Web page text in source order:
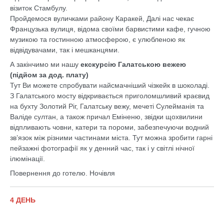
візиток Стамбулу.
Пройдемося вуличками району Каракей, Далі нас чекає
Французька вулиця, відома своїми барвистими кафе, гучною
музикою та гостинною атмосферою, є улюбленою як
відвідувачами, так і мешканцями.
А закінчимо ми нашу екскурсію Галатською вежею
(підйом за дод. плату)
Тут Ви можете спробувати найсмачніший чізкейк в шоколаді.
З Галатського мосту відкривається приголомшливий краєвид
на бухту Золотий Ріг, Галатську вежу, мечеті Сулейманія та
Валіде султан, а також причал Еміненю, звідки щохвилини
відпливають човни, катери та пороми, забезпечуючи водний
зв’язок між різними частинами міста. Тут можна зробити гарні
пейзажні фотографії як у денний час, так і у світлі нічної
ілюмінації.
Повернення до готелю. Ночівля
4 ДЕНЬ